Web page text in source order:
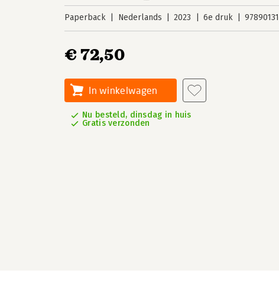
Paperback Nederlands 2023 6e druk
€ 72,50
In winkelwagen
Nu besteld, dinsdag in huis
Gratis verzonden